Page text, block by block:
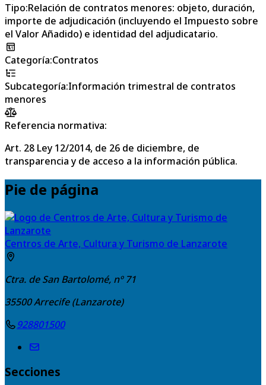
Tipo:Relación de contratos menores: objeto, duración,
importe de adjudicación (incluyendo el Impuesto sobre
el Valor Añadido) e identidad del adjudicatario.
Categoría:Contratos
Subcategoría:Información trimestral de contratos
menores
Referencia normativa:
Art. 28 Ley 12/2014, de 26 de diciembre, de
transparencia y de acceso a la información pública.
Pie de página
Centros de Arte, Cultura y Turismo de Lanzarote
Ctra. de San Bartolomé, nº 71
35500Arrecife (Lanzarote)
928801500
Secciones